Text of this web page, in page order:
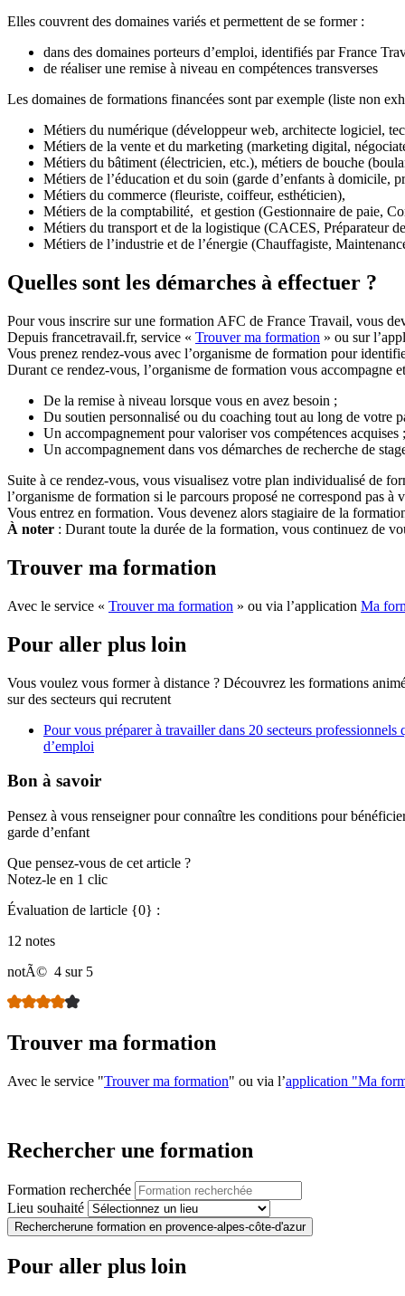
Elles couvrent des domaines variés et permettent de se former :
dans des domaines porteurs d’emploi, identifiés par France
de réaliser une remise à niveau en compétences transverses
Les domaines de formations financées sont par exemple (liste non
Métiers du numérique (développeur web, architecte logiciel,
Métiers de la vente et du marketing (marketing digital,
Métiers du bâtiment (électricien, etc.), métiers de bouche
Métiers de l’éducation et du soin (garde d’enfants à domicile,
Métiers du commerce (fleuriste, coiffeur, esthéticien),
Métiers de la comptabilité, et gestion (Gestionnaire de paie,
Métiers du transport et de la logistique (CACES, Préparateur
Métiers de l’industrie et de l’énergie (Chauffagiste,
Quelles sont les démarches à effectuer ?
Pour vous inscrire sur une formation AFC de France Travail, vous
Depuis francetravail.fr, service « Trouver ma formation » ou sur
Vous prenez rendez-vous avec l’organisme de formation pour
Durant ce rendez-vous, l’organisme de formation vous accompagne
De la remise à niveau lorsque vous en avez besoin ;
Du soutien personnalisé ou du coaching tout au long de votre
Un accompagnement pour valoriser vos compétences acquises ;
Un accompagnement dans vos démarches de recherche de
Suite à ce rendez-vous, vous visualisez votre plan individualisé de
l’organisme de formation si le parcours proposé ne correspond pas à
Vous entrez en formation. Vous devenez alors stagiaire de la
À noter : Durant toute la durée de la formation, vous continuez de
Trouver ma formation
Avec le service « Trouver ma formation » ou via l’application Ma
Pour aller plus loin
Vous voulez vous former à distance ? Découvrez les formations
sur des secteurs qui recrutent
Pour vous préparer à travailler dans 20 secteurs
d’emploi
Bon à savoir
Pensez à vous renseigner pour connaître les conditions pour
garde d’enfant
Que pensez-vous de cet article ?
Notez-le en 1 clic
Évaluation de larticle {0} :
12 notes
notÃ© 4 sur 5
Trouver ma formation
Avec le service "Trouver ma formation" ou via l’application "Ma
Rechercher une formation
Formation recherchée
Lieu souhaité
Rechercherune formation en provence-alpes-côte-d'azur
Pour aller plus loin